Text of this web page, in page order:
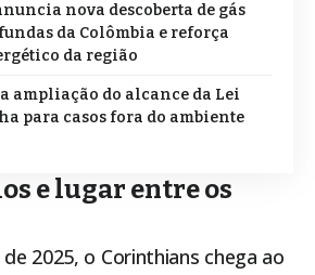
nova descoberta de gás
da Colômbia e reforça
da região
ampliação do alcance da Lei
para casos fora do ambiente
e lugar entre os
2025, o Corinthians chega ao